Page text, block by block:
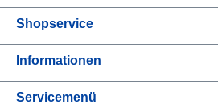
Shopservice
Informationen
Servicemenü